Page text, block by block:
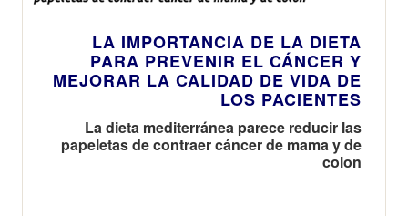
LA IMPORTANCIA DE LA DIETA
PARA PREVENIR EL CÁNCER Y
MEJORAR LA CALIDAD DE VIDA DE
LOS PACIENTES
La dieta mediterránea parece reducir las
papeletas de contraer cáncer de mama y de
colon